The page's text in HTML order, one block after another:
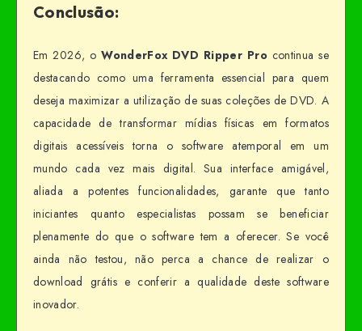
Conclusão:
Em 2026, oWonderFox DVD Ripper Procontinua se
destacando como uma ferramenta essencial para quem
deseja maximizar a utilização de suas coleções de DVD. A
capacidade de transformar mídias físicas em formatos
digitais acessíveis torna o software atemporal em um
mundo cada vez mais digital. Sua interface amigável,
aliada a potentes funcionalidades, garante que tanto
iniciantes quanto especialistas possam se beneficiar
plenamente do que o software tem a oferecer. Se você
ainda não testou, não perca a chance de realizar o
download grátis e conferir a qualidade deste software
inovador.